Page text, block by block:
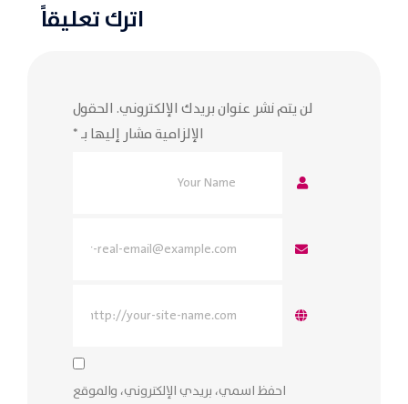
اترك تعليقاً
لن يتم نشر عنوان بريدك الإلكتروني. الحقول
الإلزامية مشار إليها بـ*
احفظ اسمي، بريدي الإلكتروني، والموقع